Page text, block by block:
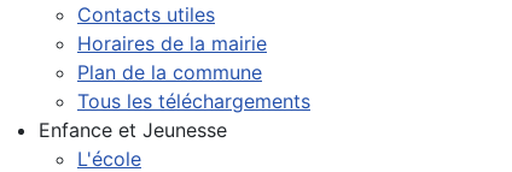
Contacts utiles
Horaires de la mairie
Plan de la commune
Tous les téléchargements
Enfance et Jeunesse
L'école